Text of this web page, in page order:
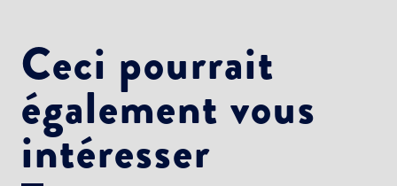
Ceci pourrait
également vous
intéresser